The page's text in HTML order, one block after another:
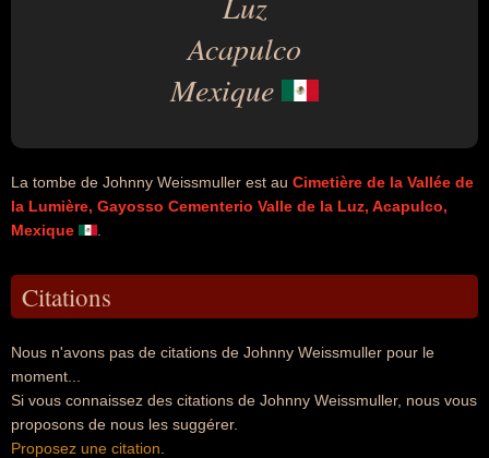
Acapulco
Mexique
La tombe de Johnny Weissmuller est au Cimetière de la Vallée de
la Lumière, Gayosso Cementerio Valle de la Luz, Acapulco,
Mexique
Citations
Nous n'avons pas de citations de Johnny Weissmuller pour le
moment...
Si vous connaissez des citations de Johnny Weissmuller, nous vous
proposons de nous les suggérer.
Proposez une citation